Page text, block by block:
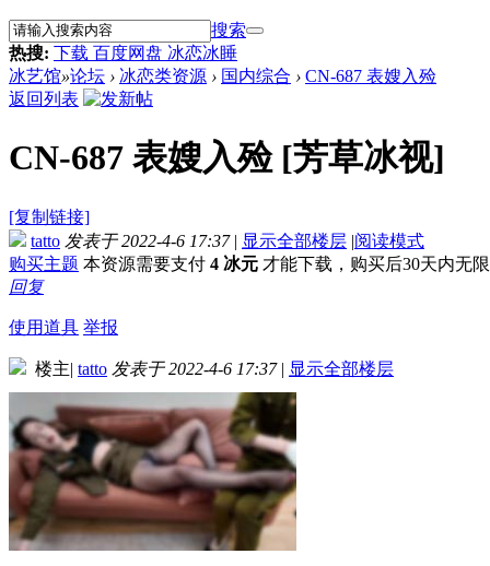
搜索
热搜: 下载 百度网盘 冰恋冰睡
冰艺馆»论坛 › 冰恋类资源 › 国内综合 › CN-687 表嫂入殓
返回列表
CN-687 表嫂入殓[芳草冰视]
[复制链接]
tatto 发表于 2022-4-6 17:37 | 显示全部楼层 |阅读模式
购买主题 本资源需要支付 4 冰元 才能下载，购买后30天内无
回复
使用道具 举报
楼主| tatto 发表于 2022-4-6 17:37 | 显示全部楼层